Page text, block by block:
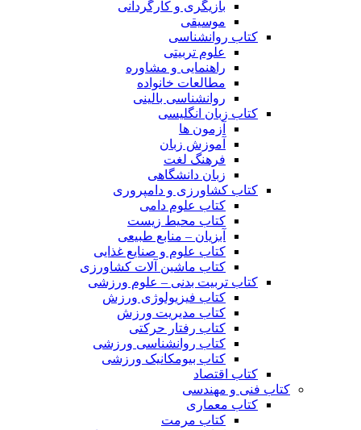
بازیگری و کارگردانی
موسیقی
کتاب روانشناسی
علوم تربیتی
راهنمایی و مشاوره
مطالعات خانواده
روانشناسی بالینی
کتاب زبان انگلیسی
آزمون ها
آموزش زبان
فرهنگ لغت
زبان دانشگاهی
کتاب کشاورزی و دامپروری
کتاب علوم دامی
کتاب محیط زیست
آبزیان – منابع طبیعی
کتاب علوم و صنایع غذایی
کتاب ماشین آلات کشاورزی
کتاب تربیت بدنی – علوم ورزشی
کتاب فیزیولوژی ورزش
کتاب مدیریت ورزش
کتاب رفتار حرکتی
کتاب روانشناسی ورزشی
کتاب بیومکانیک ورزشی
کتاب اقتصاد
کتاب فنی و مهندسی
کتاب معماری
کتاب مرمت